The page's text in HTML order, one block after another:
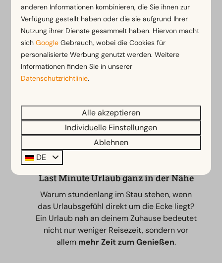
Der schönste Ort zum besten Preis
Genieße ein einzigartiges Urlaubserlebnis
an den herrlichsten Standorten in Europa.
garantiert immer den perfekten Platz
Last Minute Urlaub ganz in der Nähe
Warum stundenlang im Stau stehen, wenn
das Urlaubsgefühl direkt um die Ecke liegt?
Ein Urlaub nah an deinem Zuhause bedeutet
nicht nur weniger Reisezeit, sondern vor
allem mehr Zeit zum Genießen.
anderen Informationen kombinieren, die Sie ihnen zur
Verfügung gestellt haben oder die sie aufgrund Ihrer
Nutzung ihrer Dienste gesammelt haben. Hiervon macht
sichGoogle Gebrauch, wobei die Cookies für
personalisierte Werbung genutzt werden. Weitere
Informationen finden Sie in unserer
Datenschutzrichtlinie.
Alle akzeptieren
Individuelle Einstellungen
Ablehnen
DE